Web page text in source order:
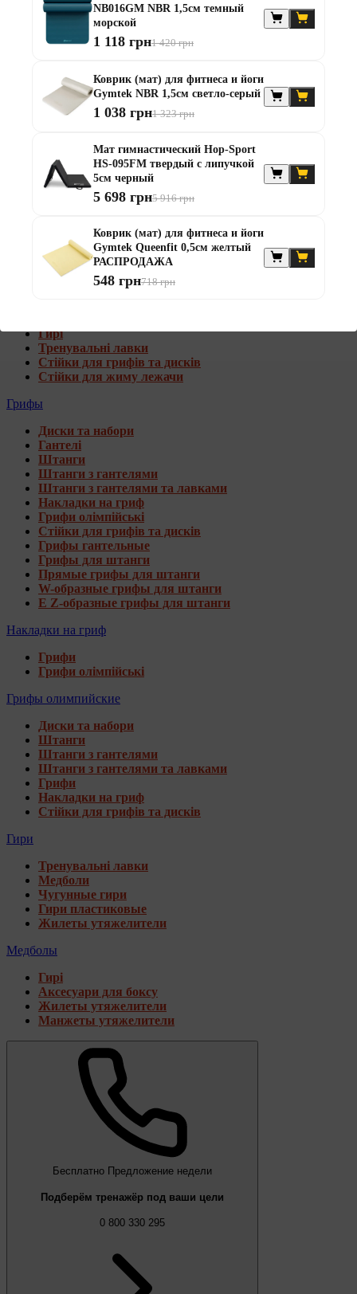
Штанги с w-образным грифом
Жилеты утяжелители
Диски та набори
Гантелі
Штанги
Штанги з гантелями та лавками
Грифи олімпійські
Тренувальні лавки
Стійки для грифів та дисків
Стійки для жиму лежачи
Диски та набори
Гантелі
Штанги
Штанги з гантелями
Гирі
Тренувальні лавки
Стійки для грифів та дисків
Стійки для жиму лежачи
Грифы
Диски та набори
Гантелі
Штанги
Штанги з гантелями
Штанги з гантелями та лавками
Накладки на гриф
Грифи олімпійські
Стійки для грифів та дисків
Грифы гантельные
Грифы для штанги
Прямые грифы для штанги
W-образные грифы для штанги
E Z-образные грифы для штанги
Накладки на гриф
Грифи
Грифи олімпійські
Грифы олимпийские
Диски та набори
Штанги
Штанги з гантелями
Штанги з гантелями та лавками
Грифи
Накладки на гриф
Стійки для грифів та дисків
Гири
Тренувальні лавки
Медболи
Чугунные гири
Гири пластиковые
Жилеты утяжелители
Медболы
Гирі
Аксесуари для боксу
Жилеты утяжелители
Манжеты утяжелители
Бесплатно Предложение недели
Подберём тренажёр под ваши цели
0 800 330 295
NB016GM NBR 1,5см темный
морской
1 118 грн1 420 грн
Коврик (мат) для фитнеса и йоги
Gymtek NBR 1,5см светло-серый
1 038 грн1 323 грн
Мат гимнастический Hop-Sport
HS-095FM твердый с липучкой
5см черный
5 698 грн5 916 грн
Коврик (мат) для фитнеса и йоги
Gymtek Queenfit 0,5см желтый
РАСПРОДАЖА
548 грн718 грн